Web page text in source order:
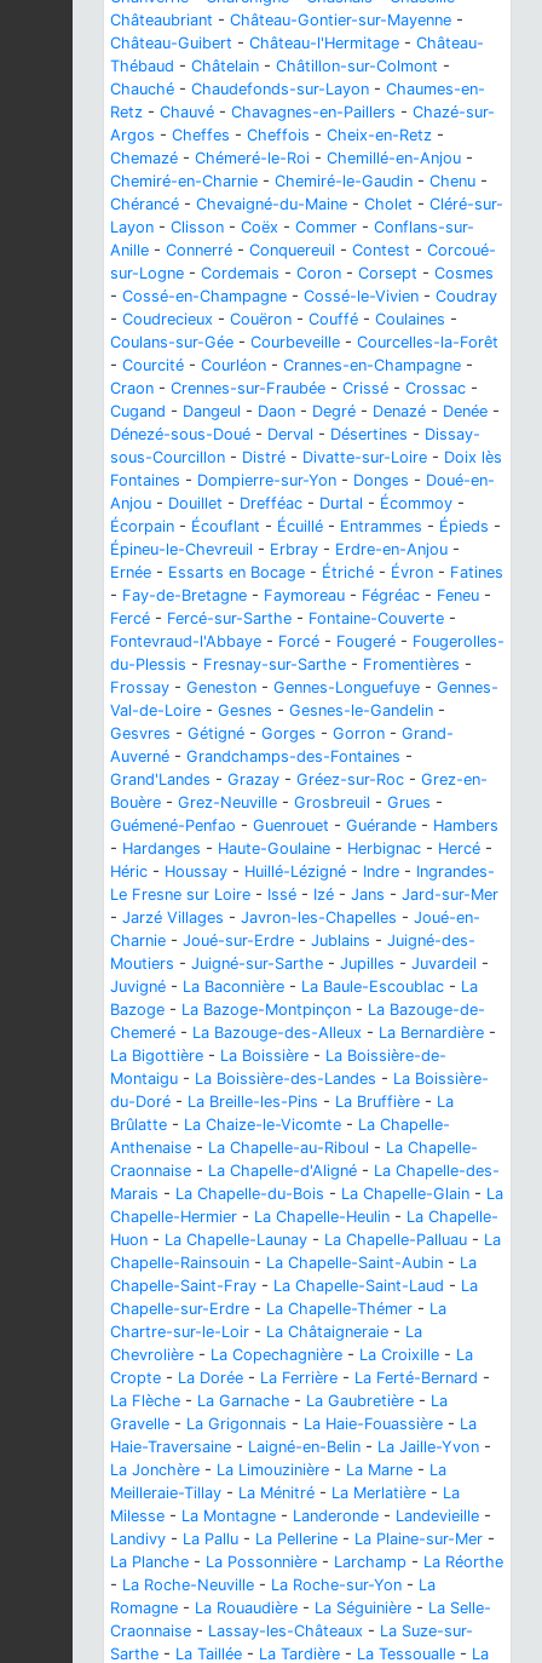
Châteaubriant - Château-Gontier-sur-Mayenne -
Château-Guibert - Château-l'Hermitage - Château-
Thébaud - Châtelain - Châtillon-sur-Colmont -
Chauché - Chaudefonds-sur-Layon - Chaumes-en-
Retz - Chauvé - Chavagnes-en-Paillers - Chazé-sur-
Argos - Cheffes - Cheffois - Cheix-en-Retz -
Chemazé - Chémeré-le-Roi - Chemillé-en-Anjou -
Chemiré-en-Charnie - Chemiré-le-Gaudin - Chenu -
Chérancé - Chevaigné-du-Maine - Cholet - Cléré-sur-
Layon - Clisson - Coëx - Commer - Conflans-sur-
Anille - Connerré - Conquereuil - Contest - Corcoué-
sur-Logne - Cordemais - Coron - Corsept - Cosmes
- Cossé-en-Champagne - Cossé-le-Vivien - Coudray
- Coudrecieux - Couëron - Couffé - Coulaines -
Coulans-sur-Gée - Courbeveille - Courcelles-la-Forêt
- Courcité - Courléon - Crannes-en-Champagne -
Craon - Crennes-sur-Fraubée - Crissé - Crossac -
Cugand - Dangeul - Daon - Degré - Denazé - Denée -
Dénezé-sous-Doué - Derval - Désertines - Dissay-
sous-Courcillon - Distré - Divatte-sur-Loire - Doix lès
Fontaines - Dompierre-sur-Yon - Donges - Doué-en-
Anjou - Douillet - Drefféac - Durtal - Écommoy -
Écorpain - Écouflant - Écuillé - Entrammes - Épieds -
Épineu-le-Chevreuil - Erbray - Erdre-en-Anjou -
Ernée - Essarts en Bocage - Étriché - Évron - Fatines
- Fay-de-Bretagne - Faymoreau - Fégréac - Feneu -
Fercé - Fercé-sur-Sarthe - Fontaine-Couverte -
Fontevraud-l'Abbaye - Forcé - Fougeré - Fougerolles-
du-Plessis - Fresnay-sur-Sarthe - Fromentières -
Frossay - Geneston - Gennes-Longuefuye - Gennes-
Val-de-Loire - Gesnes - Gesnes-le-Gandelin -
Gesvres - Gétigné - Gorges - Gorron - Grand-
Auverné - Grandchamps-des-Fontaines -
Grand'Landes - Grazay - Gréez-sur-Roc - Grez-en-
Bouère - Grez-Neuville - Grosbreuil - Grues -
Guémené-Penfao - Guenrouet - Guérande - Hambers
- Hardanges - Haute-Goulaine - Herbignac - Hercé -
Héric - Houssay - Huillé-Lézigné - Indre - Ingrandes-
Le Fresne sur Loire - Issé - Izé - Jans - Jard-sur-Mer
- Jarzé Villages - Javron-les-Chapelles - Joué-en-
Charnie - Joué-sur-Erdre - Jublains - Juigné-des-
Moutiers - Juigné-sur-Sarthe - Jupilles - Juvardeil -
Juvigné - La Baconnière - La Baule-Escoublac - La
Bazoge - La Bazoge-Montpinçon - La Bazouge-de-
Chemeré - La Bazouge-des-Alleux - La Bernardière -
La Bigottière - La Boissière - La Boissière-de-
Montaigu - La Boissière-des-Landes - La Boissière-
du-Doré - La Breille-les-Pins - La Bruffière - La
Brûlatte - La Chaize-le-Vicomte - La Chapelle-
Anthenaise - La Chapelle-au-Riboul - La Chapelle-
Craonnaise - La Chapelle-d'Aligné - La Chapelle-des-
Marais - La Chapelle-du-Bois - La Chapelle-Glain - La
Chapelle-Hermier - La Chapelle-Heulin - La Chapelle-
Huon - La Chapelle-Launay - La Chapelle-Palluau - La
Chapelle-Rainsouin - La Chapelle-Saint-Aubin - La
Chapelle-Saint-Fray - La Chapelle-Saint-Laud - La
Chapelle-sur-Erdre - La Chapelle-Thémer - La
Chartre-sur-le-Loir - La Châtaigneraie - La
Chevrolière - La Copechagnière - La Croixille - La
Cropte - La Dorée - La Ferrière - La Ferté-Bernard -
La Flèche - La Garnache - La Gaubretière - La
Gravelle - La Grigonnais - La Haie-Fouassière - La
Haie-Traversaine - Laigné-en-Belin - La Jaille-Yvon -
La Jonchère - La Limouzinière - La Marne - La
Meilleraie-Tillay - La Ménitré - La Merlatière - La
Milesse - La Montagne - Landeronde - Landevieille -
Landivy - La Pallu - La Pellerine - La Plaine-sur-Mer -
La Planche - La Possonnière - Larchamp - La Réorthe
- La Roche-Neuville - La Roche-sur-Yon - La
Romagne - La Rouaudière - La Séguinière - La Selle-
Craonnaise - Lassay-les-Châteaux - La Suze-sur-
Sarthe - La Taillée - La Tardière - La Tessoualle - La